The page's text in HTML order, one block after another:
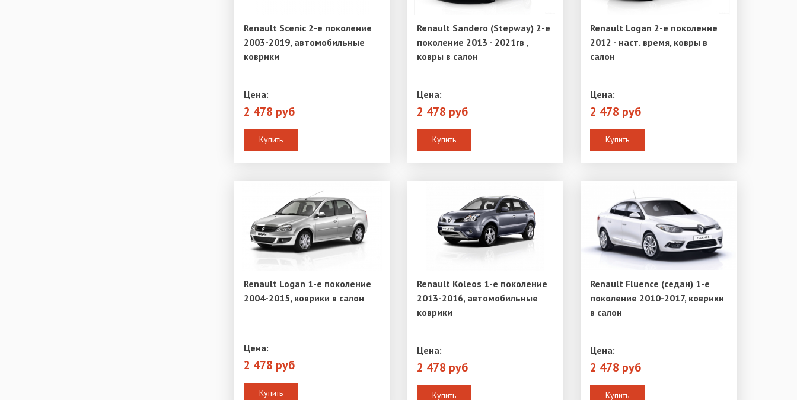
Renault Scenic 2-е поколение
2003-2019, автомобильные
коврики
Цена:
2 478 руб
Купить
Renault Sandero (Stepway) 2-е
поколение 2013 - 2021гв ,
ковры в салон
Цена:
2 478 руб
Купить
Renault Logan 2-е поколение
2012 - наст. время, ковры в
салон
Цена:
2 478 руб
Купить
Renault Logan 1-е поколение
2004-2015, коврики в салон
Цена:
2 478 руб
Купить
Renault Koleos 1-е поколение
2013-2016, автомобильные
коврики
Цена:
2 478 руб
Купить
Renault Fluence (седан) 1-е
поколение 2010-2017, коврики
в салон
Цена:
2 478 руб
Купить